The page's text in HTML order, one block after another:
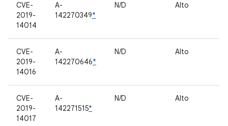
CVE-
2019-
14014
A-
142270349*
N/D Alto
CVE-
2019-
14016
A-
142270646*
N/D Alto
CVE-
2019-
14017
A-
142271515*
N/D Alto